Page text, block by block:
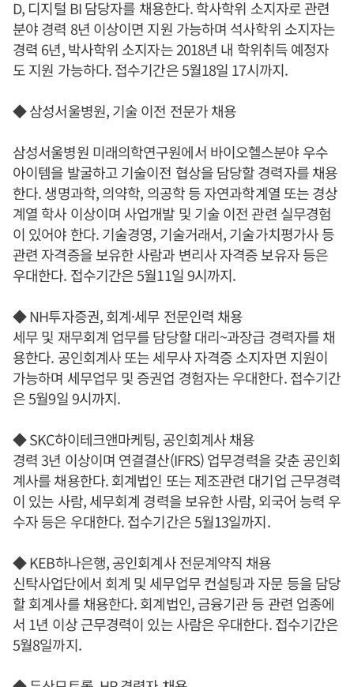
D, 디지털 BI 담당자를 채용한다. 학사학위 소지자로 관련
분야 경력 8년 이상이면 지원 가능하며 석사학위 소지자는
경력 6년, 박사학위 소지자는 2018년 내 학위취득 예정자
도 지원 가능하다. 접수기간은 5월18일 17시까지.
◆ 삼성서울병원, 기술 이전 전문가 채용
삼성서울병원 미래의학연구원에서 바이오헬스분야 우수
아이템을 발굴하고 기술이전 협상을 담당할 경력자를 채용
한다. 생명과학, 의약학, 의공학 등 자연과학계열 또는 경상
계열 학사 이상이며 사업개발 및 기술 이전 관련 실무경험
이 있어야 한다. 기술경영, 기술거래서, 기술가치평가사 등
관련 자격증을 보유한 사람과 변리사 자격증 보유자 등은
우대한다. 접수기간은 5월11일 9시까지.
◆ NH투자증권, 회계·세무 전문인력 채용
세무 및 재무회계 업무를 담당할 대리~과장급 경력자를 채
용한다. 공인회계사 또는 세무사 자격증 소지자면 지원이
가능하며 세무업무 및 증권업 경험자는 우대한다. 접수기간
은 5월9일 9시까지.
◆ SKC하이테크앤마케팅, 공인회계사 채용
경력 3년 이상이며 연결결산(IFRS) 업무경력을 갖춘 공인회
계사를 채용한다. 회계법인 또는 제조관련 대기업 근무경력
이 있는 사람, 세무회계 경력을 보유한 사람, 외국어 능력 우
수자 등은 우대한다. 접수기간은 5월13일까지.
◆ KEB하나은행, 공인회계사 전문계약직 채용
신탁사업단에서 회계 및 세무업무 컨설팅과 자문 등을 담당
할 회계사를 채용한다. 회계법인, 금융기관 등 관련 업종에
서 1년 이상 근무경력이 있는 사람은 우대한다. 접수기간은
5월8일까지.